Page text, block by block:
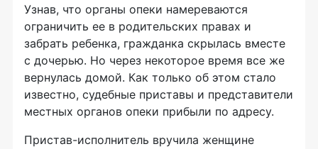
Узнав, что органы опеки намереваются
ограничить ее в родительских правах и
забрать ребенка, гражданка скрылась вместе
с дочерью. Но через некоторое время все же
вернулась домой. Как только об этом стало
известно, судебные приставы и представители
местных органов опеки прибыли по адресу.
Пристав-исполнитель вручила женщине